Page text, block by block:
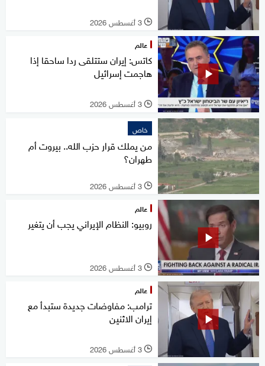
l 3 أغسطس 2026
عالم
كاتس: إيران ستتلقى ردا ساحقا إذا
هاجمت إسرائيل
l 3 أغسطس 2026
خاص
من يملك قرار حزب الله.. بيروت أم
طهران؟
l 3 أغسطس 2026
عالم
روبيو: النظام الإيراني يجب أن يتغير
l 3 أغسطس 2026
عالم
ترامب: مفاوضات جديدة ستبدأ مع
إيران الاثنين
l 3 أغسطس 2026